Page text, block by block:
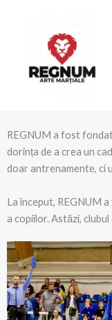
REGNUM a fost
dorința de a crea un
doar antrenamente, ci
La început, REGNUM
a copiilor. Astăzi,